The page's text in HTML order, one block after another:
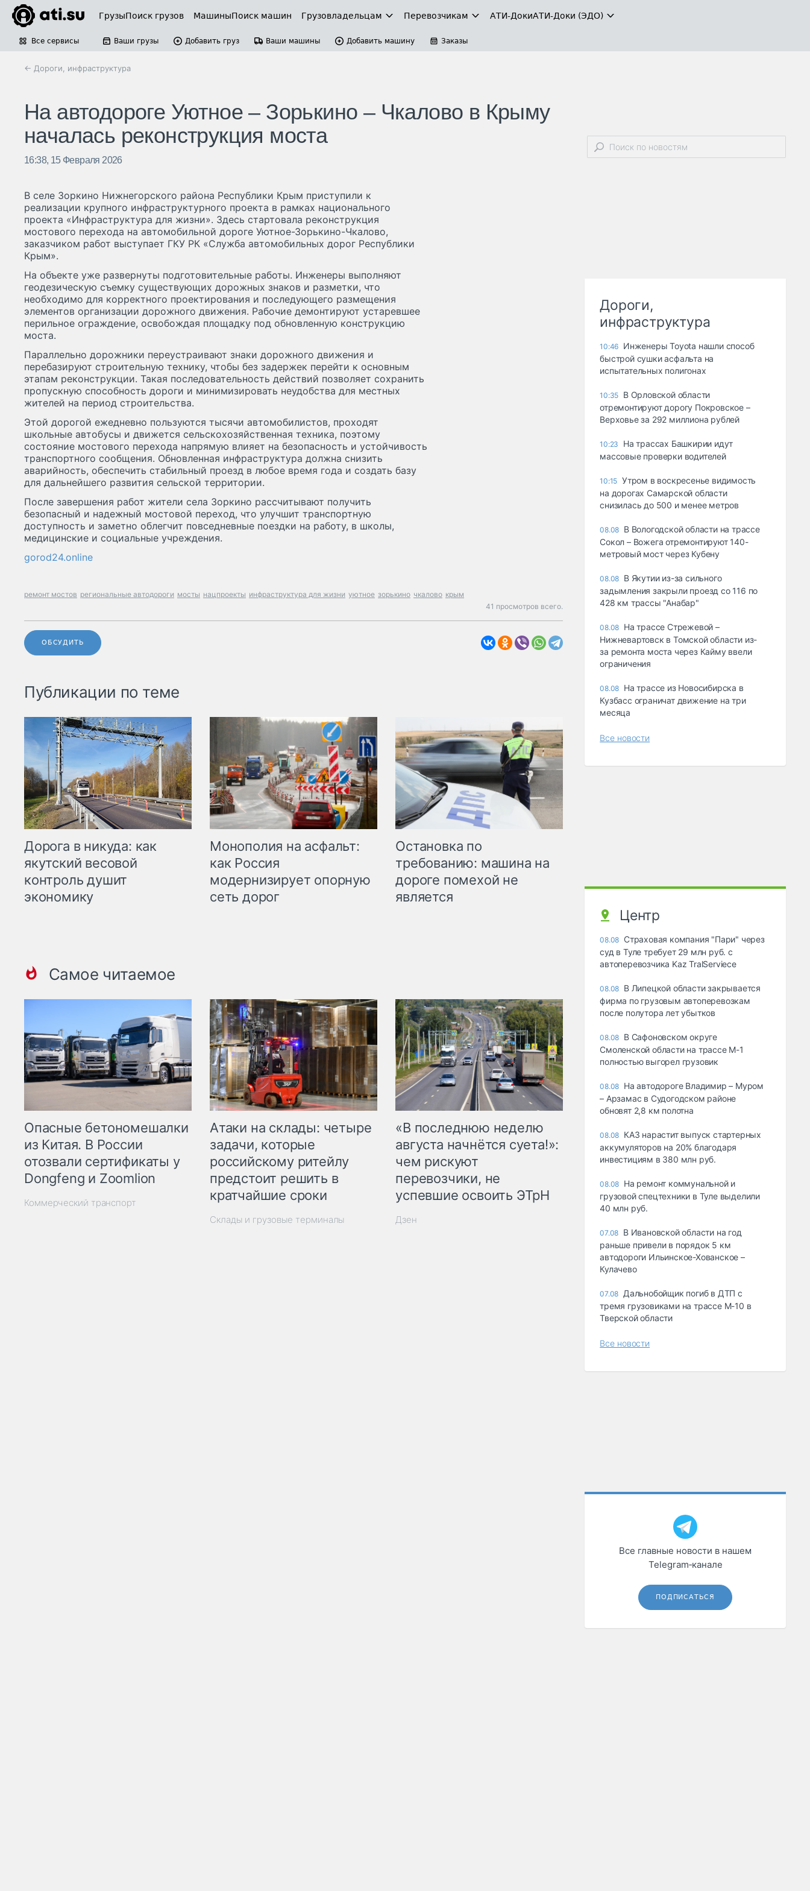
ГрузыПоиск грузов МашиныПоиск машин Грузовладельцам Перевозчикам АТИ-ДокиАТИ-Доки (ЭДО)
Все сервисы Ваши грузы Добавить груз Ваши машины Добавить машину Заказы
← Дороги, инфраструктура
На автодороге Уютное – Зорькино – Чкалово в Крыму
началась реконструкция моста
16:38, 15 Февраля 2026
В селе Зоркино Нижнегорского района Республики Крым приступили к
реализации крупного инфраструктурного проекта в рамках национального
проекта «Инфраструктура для жизни». Здесь стартовала реконструкция
мостового перехода на автомобильной дороге Уютное-Зорькино-Чкалово,
заказчиком работ выступает ГКУ РК «Служба автомобильных дорог Республики
Крым».
На объекте уже развернуты подготовительные работы. Инженеры выполняют
геодезическую съемку существующих дорожных знаков и разметки, что
необходимо для корректного проектирования и последующего размещения
элементов организации дорожного движения. Рабочие демонтируют устаревшее
перильное ограждение, освобождая площадку под обновленную конструкцию
моста.
Параллельно дорожники переустраивают знаки дорожного движения и
перебазируют строительную технику, чтобы без задержек перейти к основным
этапам реконструкции. Такая последовательность действий позволяет сохранить
пропускную способность дороги и минимизировать неудобства для местных
жителей на период строительства.
Этой дорогой ежедневно пользуются тысячи автомобилистов, проходят
школьные автобусы и движется сельскохозяйственная техника, поэтому
состояние мостового перехода напрямую влияет на безопасность и устойчивость
транспортного сообщения. Обновленная инфраструктура должна снизить
аварийность, обеспечить стабильный проезд в любое время года и создать базу
для дальнейшего развития сельской территории.
После завершения работ жители села Зоркино рассчитывают получить
безопасный и надежный мостовой переход, что улучшит транспортную
доступность и заметно облегчит повседневные поездки на работу, в школы,
медицинские и социальные учреждения.
gorod24.online
ремонт мостов региональные автодороги мосты нацпроекты инфраструктура для жизни уютное зорькино чкалово крым
41 просмотров всего.
ОБСУДИТЬ
Публикации по теме
Дорога в никуда: как
якутский весовой
контроль душит
экономику
Монополия на асфальт:
как Россия
модернизирует опорную
сеть дорог
Остановка по
требованию: машина на
дороге помехой не
является
Самое читаемое
Опасные бетономешалки
из Китая. В России
отозвали сертификаты у
Dongfeng и Zoomlion
Коммерческий транспорт
Атаки на склады: четыре
задачи, которые
российскому ритейлу
предстоит решить в
кратчайшие сроки
Склады и грузовые терминалы
«В последнюю неделю
августа начнётся суета!»:
чем рискуют
перевозчики, не
успевшие освоить ЭТрН
Дзен
Дороги,
инфраструктура
10:46 Инженеры Toyota нашли способ
быстрой сушки асфальта на
испытательных полигонах
10:35 В Орловской области
отремонтируют дорогу Покровское –
Верховье за 292 миллиона рублей
10:23
На трассах Башкирии идут
массовые проверки водителей
10:15 Утром в воскресенье видимость
на дорогах Самарской области
снизилась до 500 и менее метров
08.08 В Вологодской области на трассе
Сокол – Вожега отремонтируют 140-
метровый мост через Кубену
08.08 В Якутии из-за сильного
задымления закрыли проезд со 116 по
428 км трассы "Анабар"
08.08 На трассе Стрежевой –
Нижневартовск в Томской области из-
за ремонта моста через Кайму ввели
ограничения
08.08 На трассе из Новосибирска в
Кузбасс ограничат движение на три
месяца
Все новости
Центр
08.08 Страховая компания "Пари" через
суд в Туле требует 29 млн руб. с
автоперевозчика Kaz TralServiece
08.08 В Липецкой области закрывается
фирма по грузовым автоперевозкам
после полутора лет убытков
08.08 В Сафоновском округе
Смоленской области на трассе М-1
полностью выгорел грузовик
08.08 На автодороге Владимир – Муром
– Арзамас в Судогодском районе
обновят 2,8 км полотна
08.08 КАЗ нарастит выпуск стартерных
аккумуляторов на 20% благодаря
инвестициям в 380 млн руб.
08.08 На ремонт коммунальной и
грузовой спецтехники в Туле выделили
40 млн руб.
07.08 В Ивановской области на год
раньше привели в порядок 5 км
автодороги Ильинское-Хованское –
Кулачево
07.08 Дальнобойщик погиб в ДТП с
тремя грузовиками на трассе М-10 в
Тверской области
Все новости
Все главные новости в нашем
Telegram‑канале
ПОДПИСАТЬСЯ